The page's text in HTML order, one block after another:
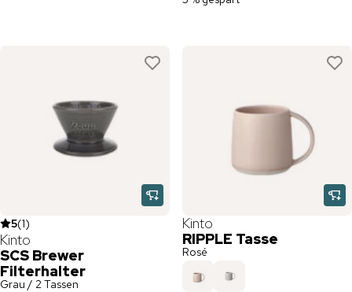
5(1)
Kinto
SCS Brewer
Filterhalter
Grau / 2 Tassen
Kinto
RIPPLE Tasse
Rosé